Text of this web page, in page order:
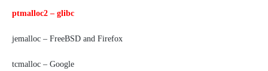
ptmalloc2 – glibc
jemalloc – FreeBSD and Firefox
tcmalloc – Google